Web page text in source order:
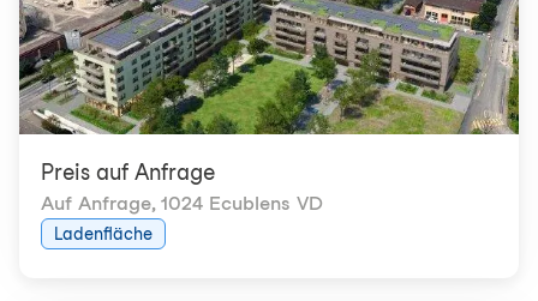
Preis auf Anfrage
Auf Anfrage, 1024 Ecublens VD
Ladenfläche